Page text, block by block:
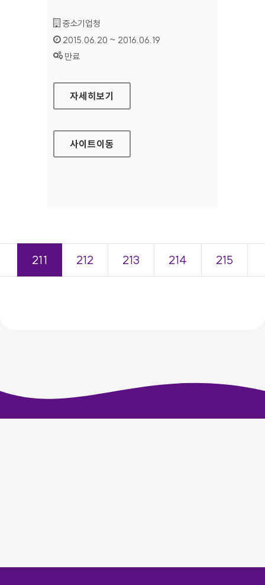
기관명 :
중소기업청
인증기간 :
2015.06.20 ~ 2016.06.19
상태 :
만료
중소기업청 홈페이지
자세히보기
사이트이동
211 212 213 214 215